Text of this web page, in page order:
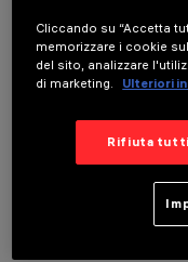
DATI TECNICI
ULTIMO
Cliccando su “Accetta
memorizzare i cookie
del sito, analizzare
di marketing.
Ulteriori
Rifiuta tutti